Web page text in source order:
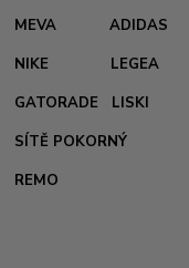
MEVA
ADIDAS
NIKE
LEGEA
GATORADE
LISKI
SÍTĚ POKORNÝ
REMO